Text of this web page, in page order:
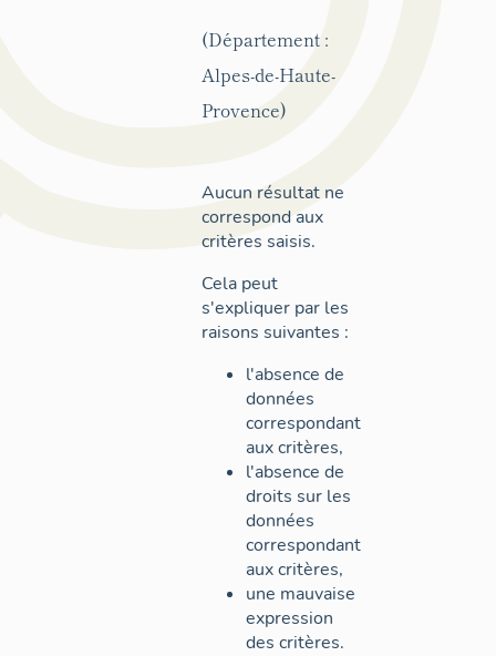
(Département :
Alpes-de-Haute-
Provence)
Aucun résultat ne
correspond aux
critères saisis.
Cela peut
s'expliquer par les
raisons suivantes :
l'absence de
données
correspondant
aux critères,
l'absence de
droits sur les
données
correspondant
aux critères,
une mauvaise
expression
des critères.